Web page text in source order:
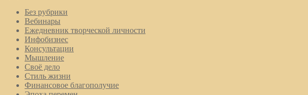
Без рубрики
Вебинары
Ежедневник творческой личности
Инфобизнес
Консультации
Мышление
Своё дело
Стиль жизни
Финансовое благополучие